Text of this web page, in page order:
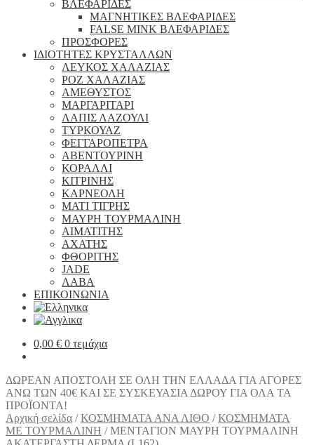
ΒΛΕΦΑΡΙΔΕΣ
ΜΑΓΝΗΤΙΚΕΣ ΒΛΕΦΑΡΙΔΕΣ
FALSE MINK ΒΛΕΦΑΡΙΔΕΣ
ΠΡΟΣΦΟΡΕΣ
ΙΔΙΟΤΗΤΕΣ ΚΡΥΣΤΑΛΛΩΝ
ΛΕΥΚΟΣ ΧΑΛΑΖΙΑΣ
ΡΟΖ ΧΑΛΑΖΙΑΣ
ΑΜΕΘΥΣΤΟΣ
ΜΑΡΓΑΡΙΤΑΡΙ
ΛΑΠΙΣ ΛΑΖΟΥΛΙ
ΤΥΡΚΟΥΑΖ
ΦΕΓΓΑΡΟΠΕΤΡΑ
ΑΒΕΝΤΟΥΡΙΝΗ
ΚΟΡΑΛΛΙ
ΚΙΤΡΙΝΗΣ
ΚΑΡΝΕΟΛΗ
ΜΑΤΙ ΤΙΓΡΗΣ
ΜΑΥΡΗ ΤΟΥΡΜΑΛΙΝΗ
ΑΙΜΑΤΙΤΗΣ
ΑΧΑΤΗΣ
ΦΘΟΡΙΤΗΣ
JADE
ΛΑΒΑ
ΕΠΙΚΟΙΝΩΝΙΑ
0,00 € 0 τεμάχια
ΔΩΡΕΑΝ ΑΠΟΣΤΟΛΗ ΣΕ ΟΛΗ ΤΗΝ ΕΛΛΑΔΑ ΓΙΑ ΑΓΟΡΕΣ
ΑΝΩ ΤΩΝ 40€ ΚΑΙ ΣΕ ΣΥΣΚΕΥΑΣΙΑ ΔΩΡΟΥ ΓΙΑ ΟΛΑ ΤΑ
ΠΡΟΪΟΝΤΑ!
Αρχική σελίδα /ΚΟΣΜΗΜΑΤΑ ΑΝΑ ΛΙΘΟ /ΚΟΣΜΗΜΑΤΑ
ΜΕ ΤΟΥΡΜΑΛΙΝΗ /ΜΕΝΤΑΓΙΟΝ ΜΑΥΡΗ ΤΟΥΡΜΑΛΙΝΗ